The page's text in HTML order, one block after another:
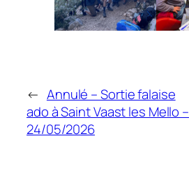
← Annulé – Sortie falaise
ado à Saint Vaast les Mello –
24/05/2026